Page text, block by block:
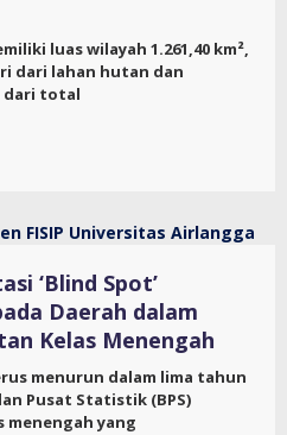
luas wilayah 1.261,40 km²,
dari lahan hutan dan
dari total
‘Blind Spot’
Daerah dalam
Kelas Menengah
menurun dalam lima tahun
Pusat Statistik (BPS)
menengah yang